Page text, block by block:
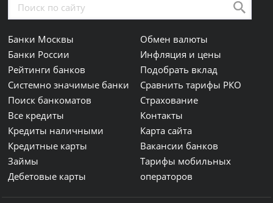
Банки Москвы
Банки России
Рейтинги банков
Системно значимые банки
Поиск банкоматов
Все кредиты
Кредиты наличными
Кредитные карты
Займы
Дебетовые карты
Обмен валюты
Инфляция и цены
Подобрать вклад
Сравнить тарифы РКО
Страхование
Контакты
Карта сайта
Вакансии банков
Тарифы мобильных
операторов